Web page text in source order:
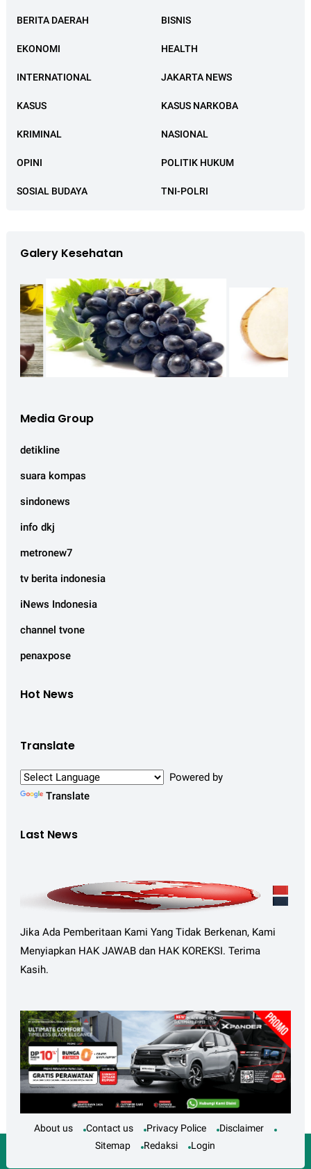
BERITA DAERAH BISNIS
EKONOMI HEALTH
INTERNATIONAL JAKARTA NEWS
KASUS KASUS NARKOBA
KRIMINAL NASIONAL
OPINI POLITIK HUKUM
SOSIAL BUDAYA TNI-POLRI
Galery Kesehatan
Media Group
detikline
suara kompas
sindonews
info dkj
metronew7
tv berita indonesia
iNews Indonesia
channel tvone
penaxpose
Hot News
Translate
Powered by
Translate
Last News
Jika Ada Pemberitaan Kami Yang Tidak Berkenan, Kami
Menyiapkan HAK JAWAB dan HAK KOREKSI. Terima
Kasih.
About us Contact us Privacy Police
Disclaimer
Sitemap
Redaksi Login